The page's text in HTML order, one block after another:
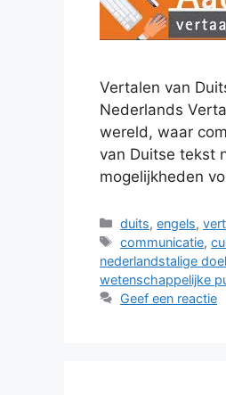
Vertalen van
Nederlands
wereld, waar
van Duitse tekst
mogelijkheden
Categorieën
duits,engels,
Tags
communicatie,
nederlandstalige
wetenschappelijke
Geef een reactie